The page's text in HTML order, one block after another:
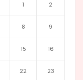
1 2
8 9
15 16
22 23